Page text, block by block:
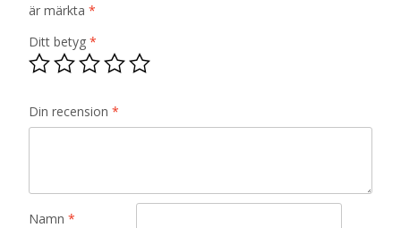
är märkta *
Ditt betyg *
Din recension *
Namn *